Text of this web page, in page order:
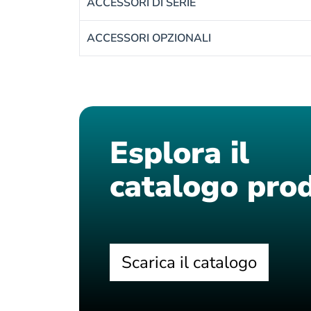
ACCESSORI OPZIONALI
Esplora il
catalogo
Scarica il catalogo